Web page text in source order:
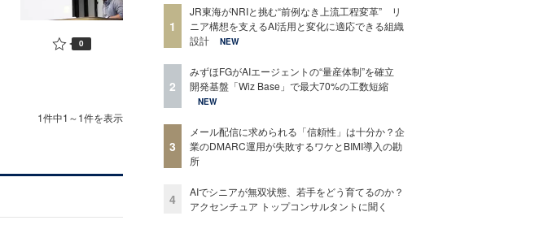
0
1件中1～1件を表示
1
JR東海がNRIと挑む“前例なき上流工程変革” リ
ニア構想を支えるAI活用と変化に適応できる組織
設計
NEW
2
みずほFGがAIエージェントの“量産体制”を確立
開発基盤「Wiz Base」で最大70%の工数短縮
NEW
3
メール配信に求められる「信頼性」は十分か？企
業のDMARC運用が失敗するワケとBIMI導入の勘
所
4
AIでシニアが無双状態、若手をどう育てるのか？
アクセンチュア トップコンサルタントに聞く